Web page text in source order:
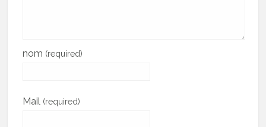
nom (required)
Mail (required)